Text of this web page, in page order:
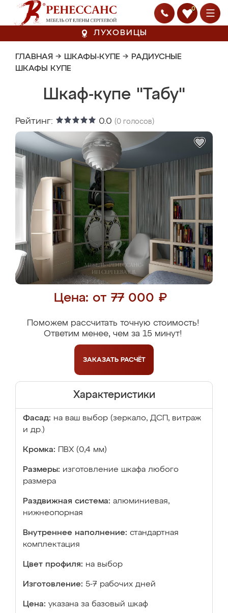
0
ЛУХОВИЦЫ
ГЛАВНАЯ → ШКАФЫ-КУПЕ → РАДИУСНЫЕ
ШКАФЫ КУПЕ
Шкаф-купе "Табу"
Рейтинг: 0.0 (0 голосов)
Цена: от 77 000 ₽
Поможем рассчитать точную стоимость!
Ответим менее, чем за 15 минут!
ЗАКАЗАТЬ РАСЧЁТ
Характеристики
Фасад: на ваш выбор (зеркало, ДСП, витраж
и др.)
Кромка: ПВХ (0,4 мм)
Размеры: изготовление шкафа любого
размера
Раздвижная система: алюминиевая,
нижнеопорная
Внутреннее наполнение: стандартная
комплектация
Цвет профиля: на выбор
Изготовление: 5-7 рабочих дней
Цена: указана за базовый шкаф